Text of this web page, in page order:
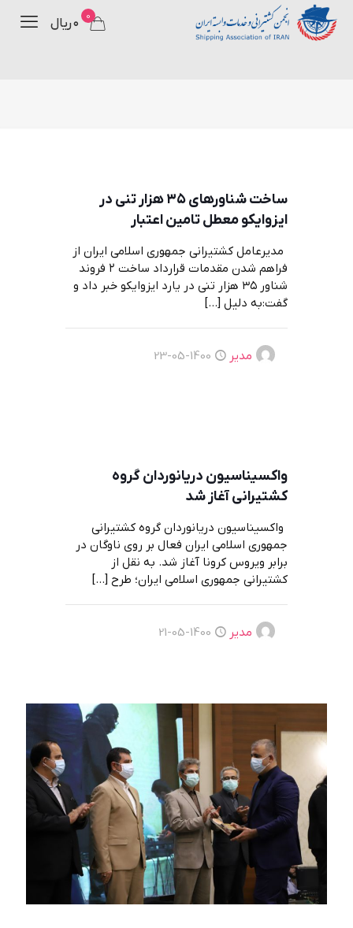
0 ۰ ریال
ساخت شناورهای ۳۵ هزار تنی در
ایزوایکو معطل تامین اعتبار
مدیرعامل کشتیرانی جمهوری اسلامی ایران از
فراهم شدن مقدمات قرارداد ساخت ۲ فروند
شناور ۳۵ هزار تنی در یارد ایزوایکو خبر داد و
گفت:به دلیل […]
مدیر 1400-05-23
واکسیناسیون دریانوردان گروه
کشتیرانی آغاز شد
واکسیناسیون دریانوردان گروه کشتیرانی
جمهوری اسلامی ایران فعال بر روی ناوگان در
برابر ویروس کرونا آغاز شد. به نقل از
کشتیرانی جمهوری اسلامی ایران؛ طرح […]
مدیر 1400-05-21